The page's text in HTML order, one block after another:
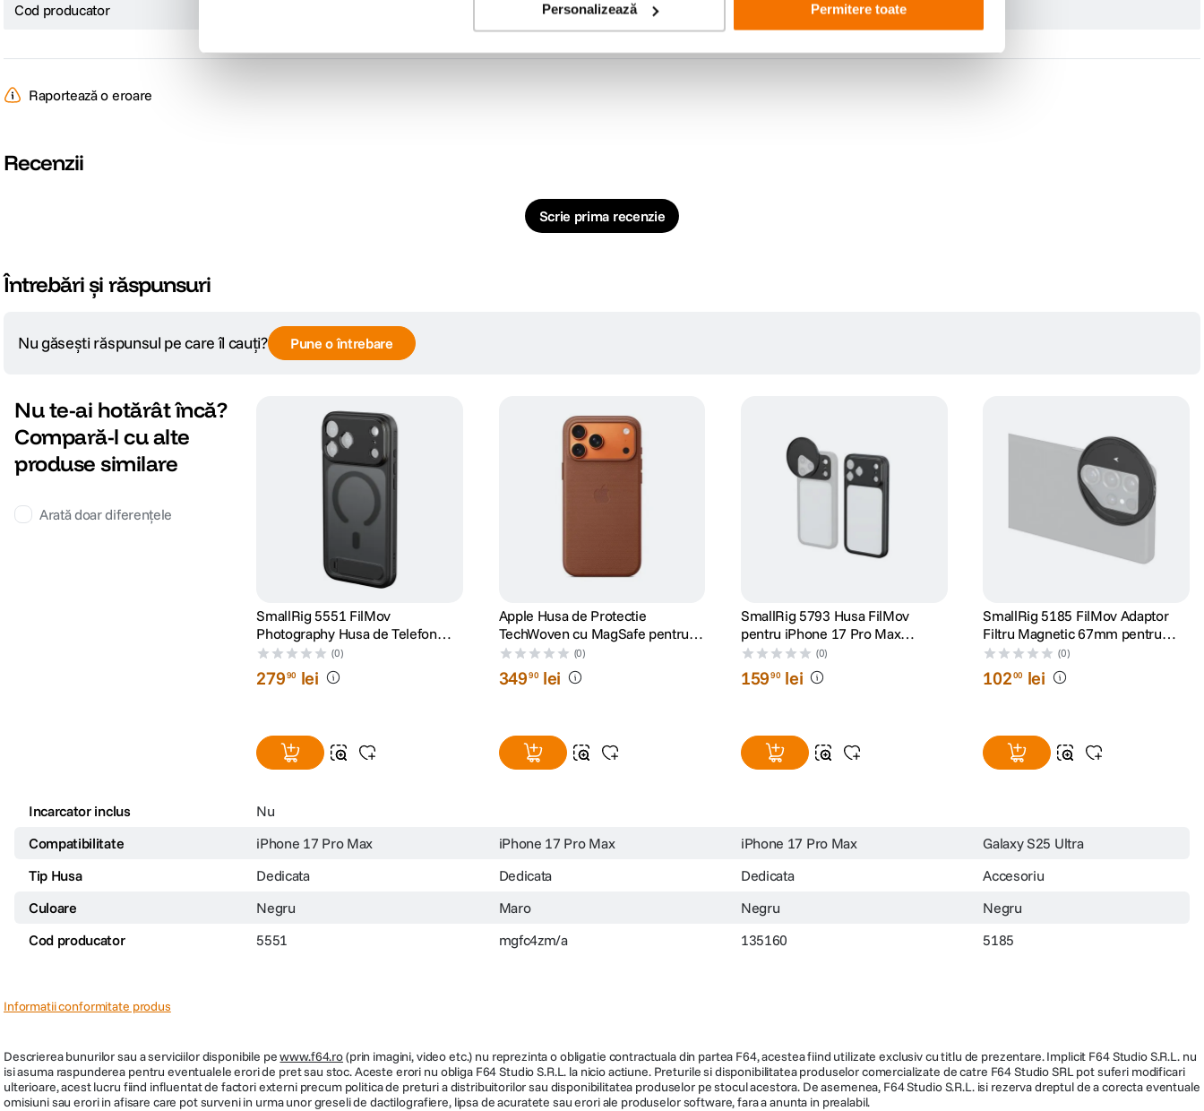
Personalizează Permitere toate
Cod producator
Raportează o eroare
Recenzii
Scrie prima recenzie
Întrebări și răspunsuri
Nu găsești răspunsul pe care îl cauți? Pune o întrebare
Nu te-ai hotărât încă?
Compară-l cu alte
produse similare
Arată doar diferențele
SmallRig 5551 FilMov
Photography Husa de Telefon
pentru iPhone 17 Pro Max Negru
(0)
27990 lei
Apple Husa de Protectie
TechWoven cu MagSafe pentru
iPhone 17 Pro Max Sienna
(0)
34990 lei
SmallRig 5793 Husa FilMov
pentru iPhone 17 Pro Max
Neagra
(0)
15990 lei
SmallRig 5185 FilMov Adaptor
Filtru Magnetic 67mm pentru
Huse Samsung S25 Ultra
(0)
10200 lei
Incarcator inclus
Nu
Compatibilitate
iPhone 17 Pro Max iPhone 17 Pro Max iPhone 17 Pro Max
Galaxy S25 Ultra
Tip Husa
Dedicata Dedicata Dedicata
Accesoriu
Culoare
Negru Maro Negru
Negru
Cod producator
5551 mgfc4zm/a 135160 5185
Informatii conformitate produs
Descrierea bunurilor sau a serviciilor disponibile pewww.f64.ro(prin imagini, video etc.) nu reprezinta o obligatie contractuala din partea F64, acestea fiind utilizate exclusiv cu titlu de prezentare. Implicit F64 Studio S.R.L. nu
isi asuma raspunderea pentru eventualele erori de pret sau stoc. Aceste erori nu obliga F64 Studio S.R.L. la nicio actiune. Preturile si disponibilitatea produselor comercializate de catre F64 Studio SRL pot suferi modificari
ulterioare, acest lucru fiind influentat de factori externi precum politica de preturi a distribuitorilor sau disponibilitatea produselor pe stocul acestora. De asemenea, F64 Studio S.R.L. isi rezerva dreptul de a corecta eventuale
omisiuni sau erori in afisare care pot surveni in urma unor greseli de dactilografiere, lipsa de acuratete sau erori ale produselor software, fara a anunta in prealabil.